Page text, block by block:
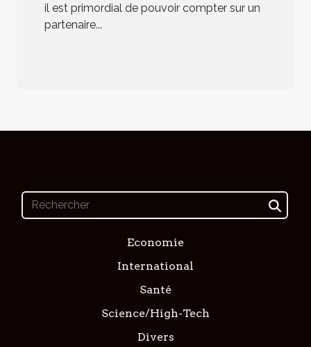
il est primordial de pouvoir compter sur un
partenaire...
Economie
International
Santé
Science/High-Tech
Divers